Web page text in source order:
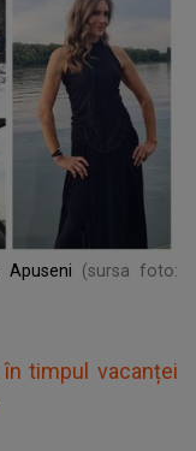
(sursa foto:
timpul vacanței